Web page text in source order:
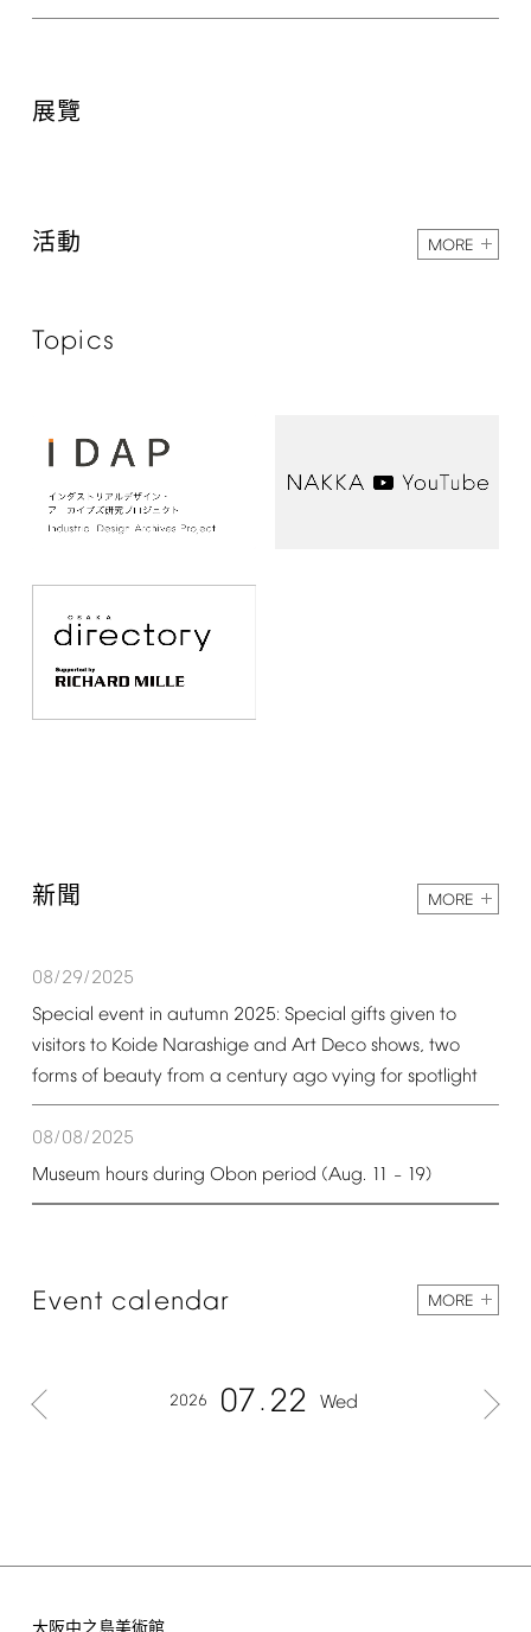
展覽
活動 MORE
Topics
新聞 MORE
08/29/2025
Special event in autumn 2025: Special gifts given to
visitors to Koide Narashige and Art Deco shows, two
forms of beauty from a century ago vying for spotlight
08/08/2025
Museum hours during Obon period (Aug. 11 – 19)
Event calendar MORE
2026 07 22 Wed